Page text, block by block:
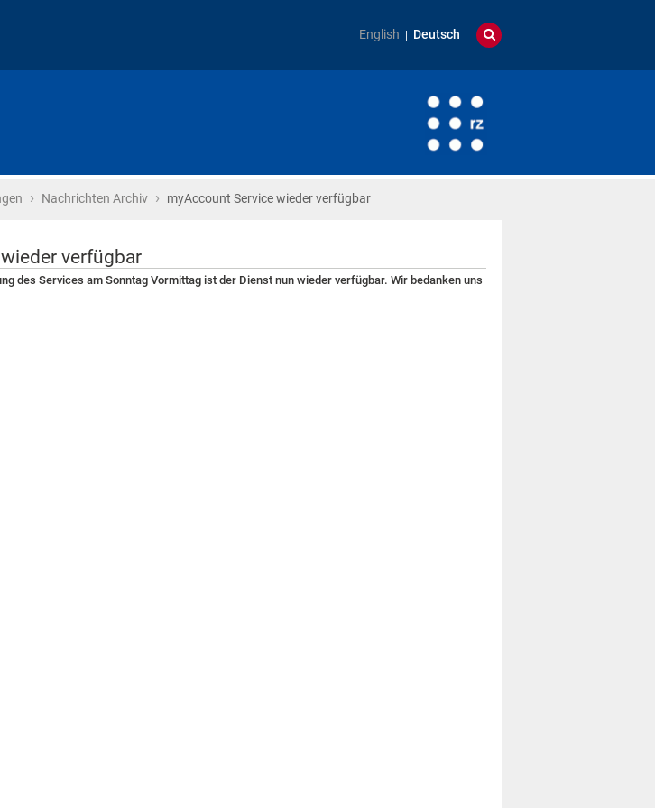
English Deutsch
› Nachrichten Archiv › myAccount Service wieder verfügbar
verfügbar
des Services am Sonntag Vormittag ist der Dienst nun wieder verfügbar. Wir bedanken uns